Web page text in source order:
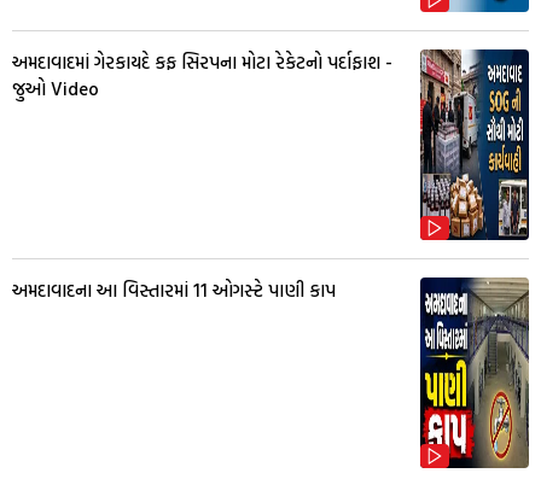
અમદાવાદમાં ગેરકાયદે કફ સિરપના મોટા રેકેટનો પર્દાફાશ -
જુઓ Video
અમદાવાદના આ વિસ્તારમાં 11 ઓગસ્ટે પાણી કાપ